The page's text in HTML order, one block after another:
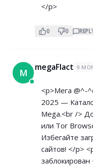
</p>
0 0
M megaFlact 9
<p>Мега @^-
2025 —
Mega.<br />
или Tor
Избегайте
сайтов! </p>